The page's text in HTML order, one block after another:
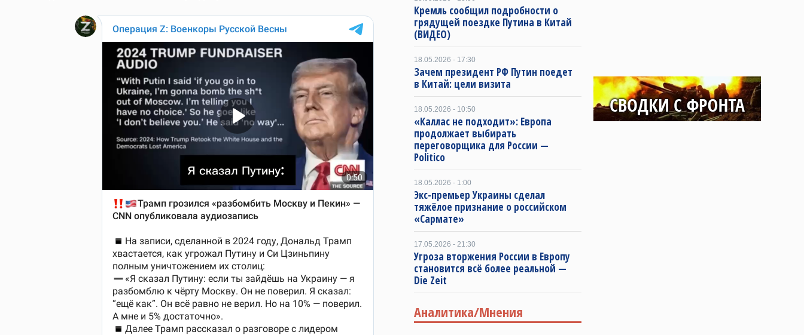
Кремль сообщил подробности о
грядущей поездке Путина в Китай
(ВИДЕО)
18.05.2026 - 17:30
Зачем президент РФ Путин поедет
в Китай: цели визита
18.05.2026 - 10:50
«Каллас не подходит»: Европа
продолжает выбирать
переговорщика для России —
Politico
18.05.2026 - 1:00
Экс-премьер Украины сделал
тяжёлое признание о российском
«Сармате»
17.05.2026 - 21:30
Угроза вторжения России в Европу
становится всё более реальной —
Die Zeit
Аналитика/Мнения